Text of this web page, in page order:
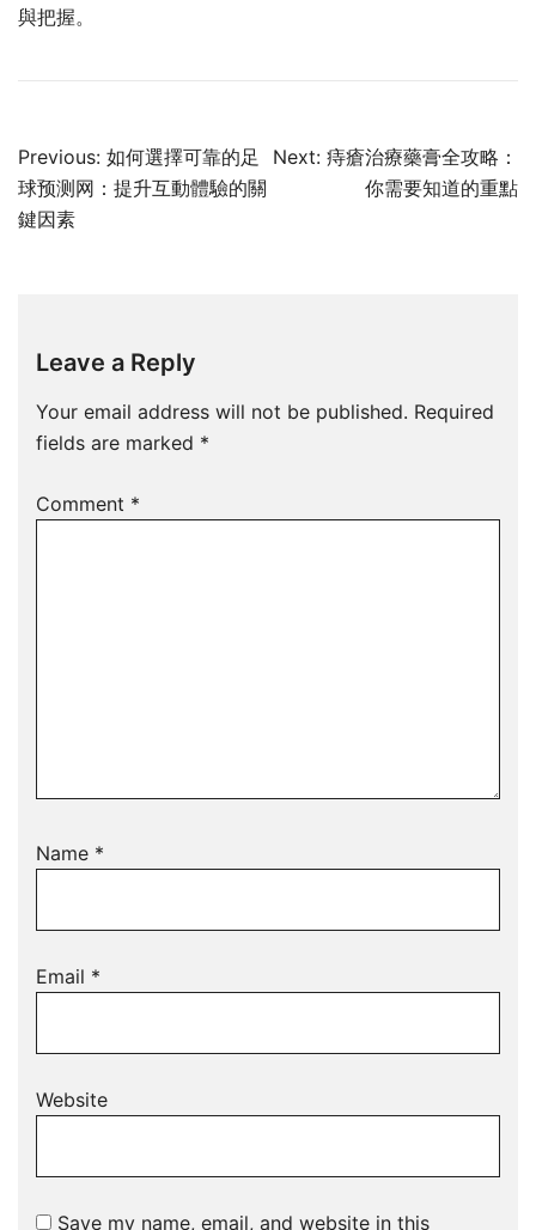
與把握。
Post
navigation
Previous: 如何選擇可靠的足
球预测网：提升互動體驗的關
鍵因素
Next: 痔瘡治療藥膏全攻略：
你需要知道的重點
Leave a Reply
Your email address will not be published. Required
fields are marked *
Comment *
Name *
Email *
Website
Save my name, email, and website in this